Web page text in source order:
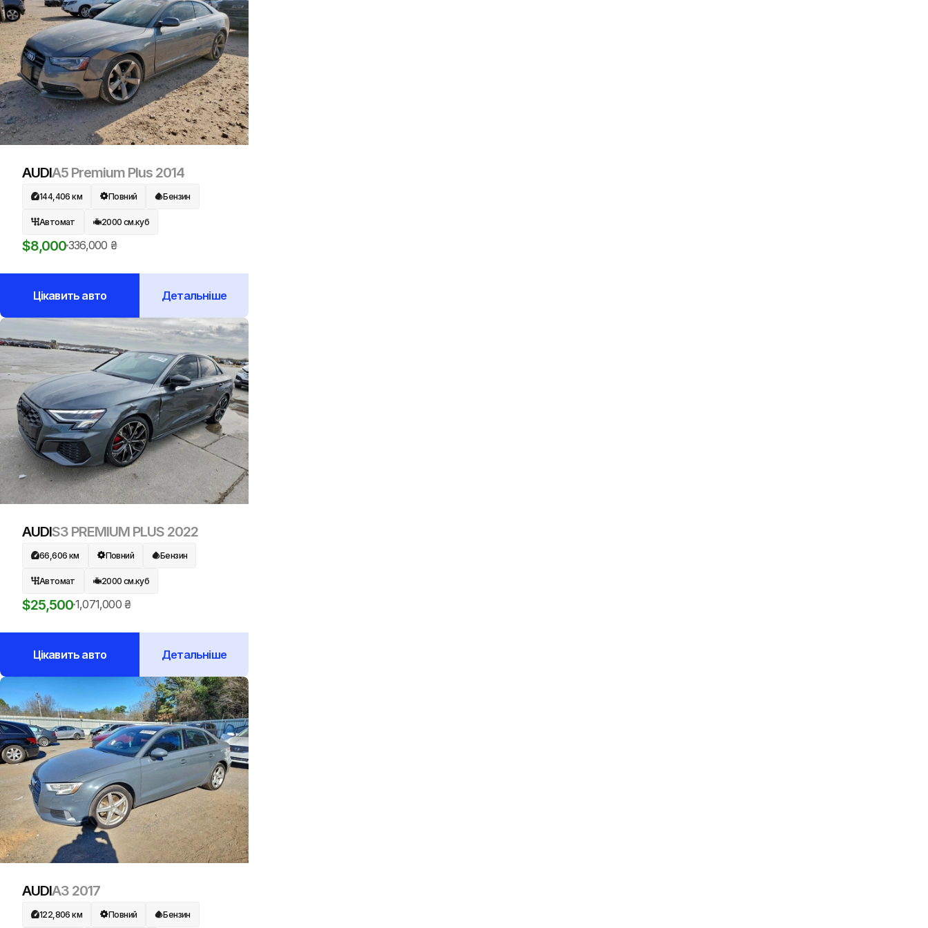
AUDIA5 Premium Plus 2014
144,406 км Повний Бензин
Автомат 2000 см.куб
$8,000336,000 ₴
Цікавить авто Детальніше
AUDIS3 PREMIUM PLUS 2022
66,606 км Повний Бензин
Автомат 2000 см.куб
$25,5001,071,000₴
Цікавить авто Детальніше
AUDIA3 2017
122,806 км Повний Бензин